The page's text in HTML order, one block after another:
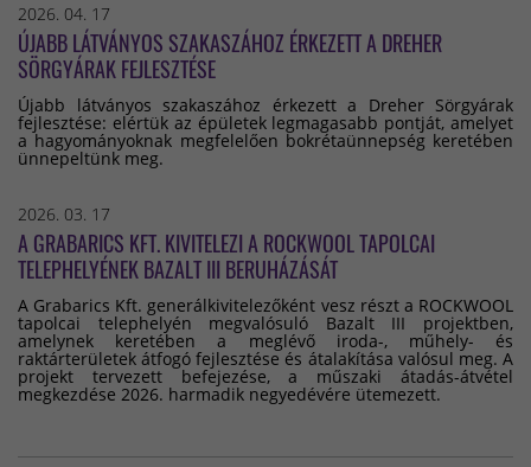
2026. 04. 17
ÚJABB LÁTVÁNYOS SZAKASZÁHOZ ÉRKEZETT A DREHER
SÖRGYÁRAK FEJLESZTÉSE
Újabb látványos szakaszához érkezett a Dreher Sörgyárak
fejlesztése: elértük az épületek legmagasabb pontját, amelyet
a hagyományoknak megfelelően bokrétaünnepség keretében
ünnepeltünk meg.
2026. 03. 17
A GRABARICS KFT. KIVITELEZI A ROCKWOOL TAPOLCAI
TELEPHELYÉNEK BAZALT III BERUHÁZÁSÁT
A Grabarics Kft. generálkivitelezőként vesz részt a ROCKWOOL
tapolcai telephelyén megvalósuló Bazalt III projektben,
amelynek keretében a meglévő iroda-, műhely- és
raktárterületek átfogó fejlesztése és átalakítása valósul meg. A
projekt tervezett befejezése, a műszaki átadás-átvétel
megkezdése 2026. harmadik negyedévére ütemezett.